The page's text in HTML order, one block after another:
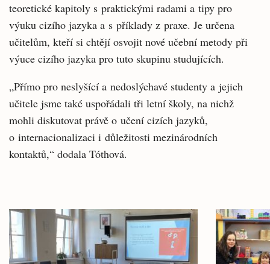
teoretické kapitoly s praktickými radami a tipy pro
výuku cizího jazyka a s příklady z praxe. Je určena
učitelům, kteří si chtějí osvojit nové učební metody při
výuce cizího jazyka pro tuto skupinu studujících.
„Přímo pro neslyšící a nedoslýchavé studenty a jejich
učitele jsme také uspořádali tři letní školy, na nichž
mohli diskutovat právě o učení cizích jazyků,
o internacionalizaci i důležitosti mezinárodních
kontaktů,“ dodala Tóthová.
Související
články